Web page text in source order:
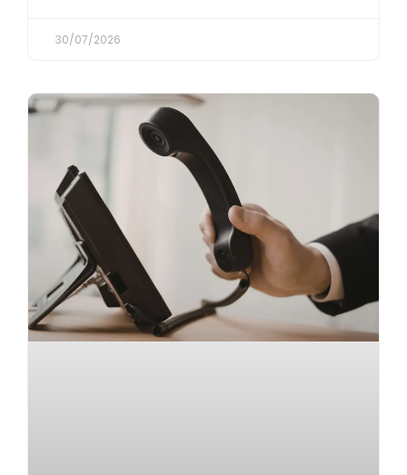
30/07/2026